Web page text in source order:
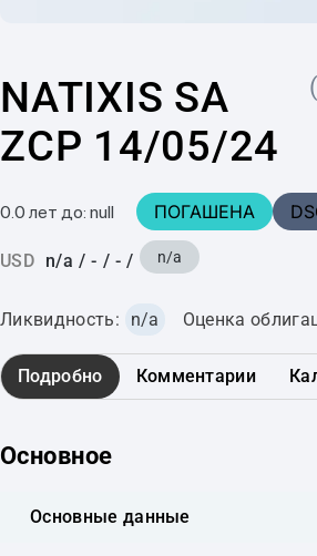
NATIXIS SA
ZCP 14/05/24
0.0 лет до: null ПОГАШЕНА
USD n/a / - / - / n/a
Ликвидность: n/a Оценка
Подробно Комментарии
Основное
Основные данные